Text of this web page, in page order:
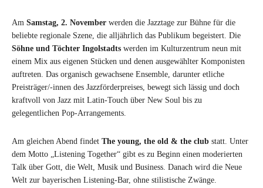
Am Samstag, 2. November werden die Jazztage zur Bühne für die
beliebte regionale Szene, die alljährlich das Publikum begeistert. Die
Söhne und Töchter Ingolstadts werden im Kulturzentrum neun mit
einem Mix aus eigenen Stücken und denen ausgewählter Komponisten
auftreten. Das organisch gewachsene Ensemble, darunter etliche
Preisträger/-innen des Jazzförderpreises, bewegt sich lässig und doch
kraftvoll von Jazz mit Latin-Touch über New Soul bis zu
gelegentlichen Pop-Arrangements.
Am gleichen Abend findet The young, the old & the club statt. Unter
dem Motto „Listening Together“ gibt es zu Beginn einen moderierten
Talk über Gott, die Welt, Musik und Business. Danach wird die Neue
Welt zur bayerischen Listening-Bar, ohne stilistische Zwänge.